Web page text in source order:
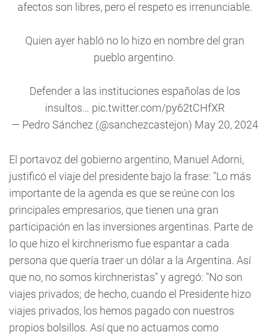
afectos son libres, pero el respeto es irrenunciable.
Quien ayer habló no lo hizo en nombre del gran
pueblo argentino.
Defender a las instituciones españolas de los
insultos… pic.twitter.com/py62tCHfXR
— Pedro Sánchez (@sanchezcastejon) May 20, 2024
El portavoz del gobierno argentino, Manuel Adorni,
justificó el viaje del presidente bajo la frase: "Lo más
importante de la agenda es que se reúne con los
principales empresarios, que tienen una gran
participación en las inversiones argentinas. Parte de
lo que hizo el kirchnerismo fue espantar a cada
persona que quería traer un dólar a la Argentina. Así
que no, no somos kirchneristas" y agregó: "No son
viajes privados; de hecho, cuando el Presidente hizo
viajes privados, los hemos pagado con nuestros
propios bolsillos. Así que no actuamos como